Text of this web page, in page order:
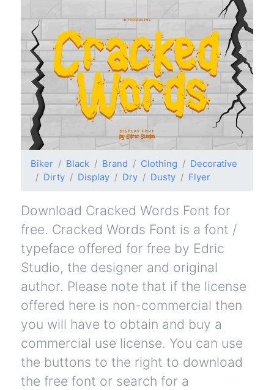
Biker Black Brand Clothing
Decorative
Dirty
Display Dry Dusty Flyer
Download Cracked Words Font for
free. Cracked Words Font is a font /
typeface offered for free by Edric
Studio, the designer and original
author. Please note that if the license
offered here is non-commercial then
you will have to obtain and buy a
commercial use license. You can use
the buttons to the right to download
the free font or search for a